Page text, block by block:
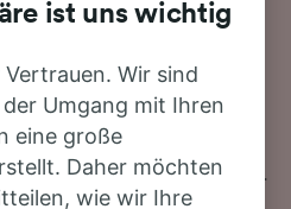
Emden nach Amsterdam
Dann sind Sie bei uns
schnellsten Verbindung 4
202 km langen Strecke
ist uns wichtig
Wir sind
Umgang mit Ihren
eine große
Daher möchten
wie wir Ihre